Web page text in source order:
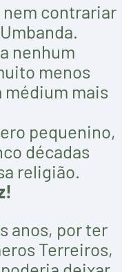
nem contrariar
nenhum
menos
médium mais
pequenino,
décadas
religião.
anos, por ter
Terreiros,